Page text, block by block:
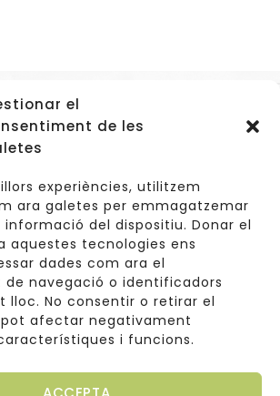
el
de les
experiències, utilitzem
ara galetes per emmagatzemar
del dispositiu. Donar el
aquestes tecnologies ens
dades com ara el
navegació o identificadors
lloc. No consentir o retirar el
afectar negativament
i funcions.
45, 08172 Sant Cugat del Vallès
933 157 807 | 691967537
info@cuinetes.shop